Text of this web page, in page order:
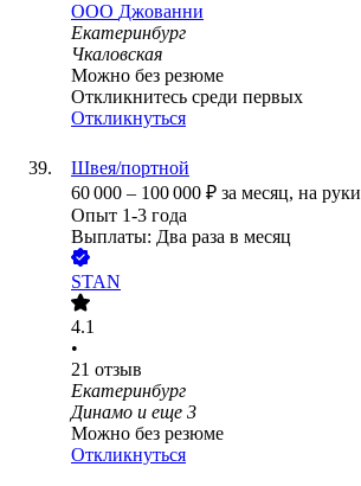
ООО Джованни
Екатеринбург
Чкаловская
Можно без резюме
Откликнитесь среди первых
Откликнуться
Швея/портной
60 000 – 100 000 ₽ за месяц, на руки
Опыт 1-3 года
Выплаты: Два раза в месяц
STAN
4.1
•
21 отзыв
Екатеринбург
Динамо и еще 3
Можно без резюме
Откликнуться